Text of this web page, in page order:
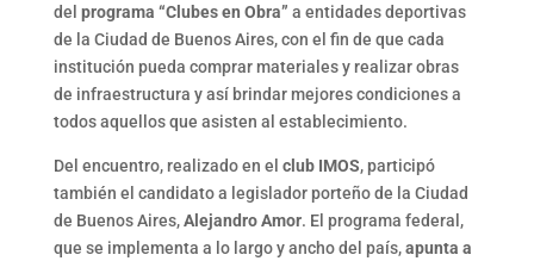
del programa “Clubes en Obra” a entidades deportivas
de la Ciudad de Buenos Aires, con el fin de que cada
institución pueda comprar materiales y realizar obras
de infraestructura y así brindar mejores condiciones a
todos aquellos que asisten al establecimiento.
Del encuentro, realizado en el club IMOS, participó
también el candidato a legislador porteño de la Ciudad
de Buenos Aires,Alejandro Amor. El programa federal,
que se implementa a lo largo y ancho del país,apunta a